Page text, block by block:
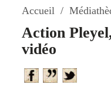
Accueil
Action
vidéo